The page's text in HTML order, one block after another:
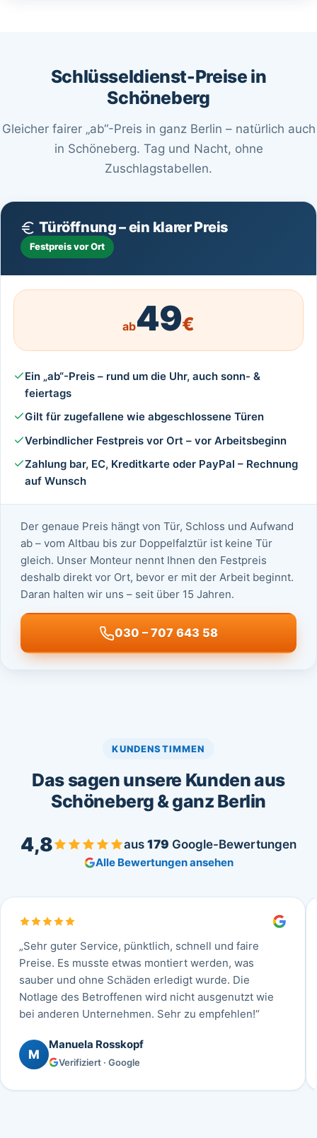
Schlüsseldienst-Preise in
Schöneberg
Gleicher fairer „ab“-Preis in ganz Berlin – natürlich auch
in Schöneberg. Tag und Nacht, ohne
Zuschlagstabellen.
Türöffnung – ein klarer Preis
Festpreis vor Ort
ab49€
Ein „ab“-Preis – rund um die Uhr, auch sonn- &
feiertags
Gilt für zugefallene wie abgeschlossene Türen
Verbindlicher Festpreis vor Ort – vor Arbeitsbeginn
Zahlung bar, EC, Kreditkarte oder PayPal – Rechnung
auf Wunsch
Der genaue Preis hängt von Tür, Schloss und Aufwand
ab – vom Altbau bis zur Doppelfalztür ist keine Tür
gleich. Unser Monteur nennt Ihnen den Festpreis
deshalb direkt vor Ort, bevor er mit der Arbeit beginnt.
Daran halten wir uns – seit über 15 Jahren.
030 – 707 643 58
KUNDENSTIMMEN
Das sagen unsere Kunden aus
Schöneberg & ganz Berlin
4,8 aus 179 Google-Bewertungen
Alle Bewertungen ansehen
„Sehr guter Service, pünktlich, schnell und faire
Preise. Es musste etwas montiert werden, was
sauber und ohne Schäden erledigt wurde. Die
Notlage des Betroffenen wird nicht ausgenutzt wie
bei anderen Unternehmen. Sehr zu empfehlen!“
M
Manuela Rosskopf
Verifiziert · Google